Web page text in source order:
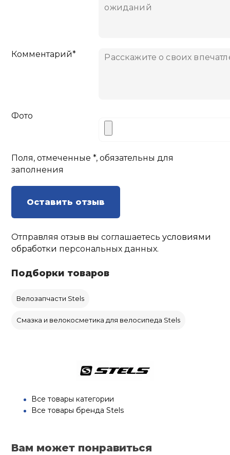
Комментарий*
Фото
Поля, отмеченные *, обязательны для
заполнения
Оставить отзыв
Отправляя отзыв вы соглашаетесьусловиями
обработки персональных данных.
Подборки товаров
Велозапчасти Stels
Смазка и велокосметика для велосипеда Stels
Все товары категории
Все товары бренда Stels
Вам может понравиться